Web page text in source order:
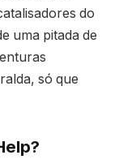
do
uma pitada de
só que